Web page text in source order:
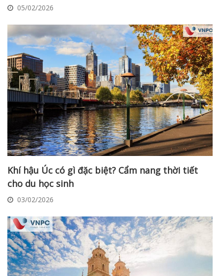
05/02/2026
Khí hậu Úc có gì đặc biệt? Cẩm nang thời tiết
cho du học sinh
03/02/2026